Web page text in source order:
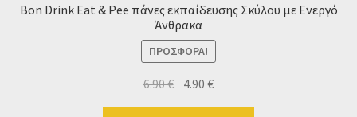
Bon Drink Eat & Pee πάνες εκπαίδευσης Σκύλου με Ενεργό
Άνθρακα
ΠΡΟΣΦΟΡΆ!
6.90€ Original
price
4.90€Η
τρέχουσα